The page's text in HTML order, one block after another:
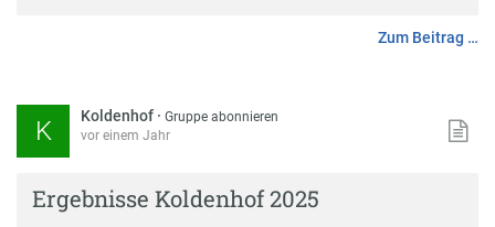
Zum Beitrag …
K Koldenhof ·Gruppe abonnieren
vor einem Jahr
Ergebnisse Koldenhof 2025